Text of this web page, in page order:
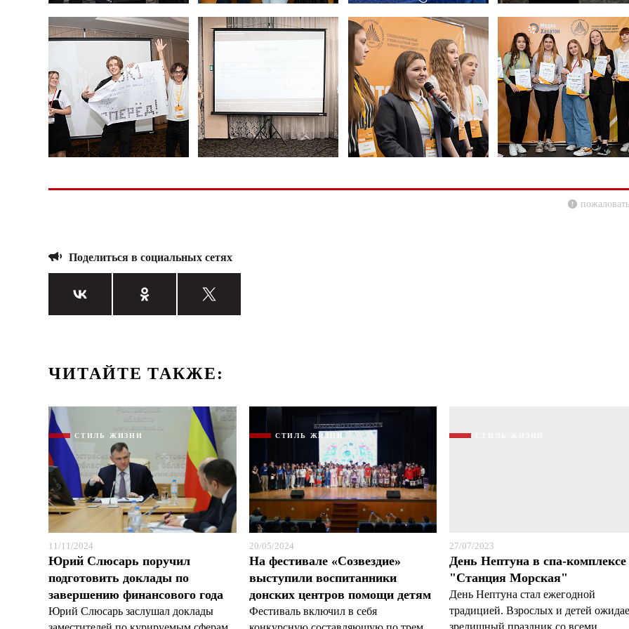
Поделиться в социальных сетях
ЧИТАЙТЕ ТАКЖЕ:
СТИЛЬ ЖИЗНИ
11/11/2024
Юрий Слюсарь поручил
подготовить доклады по
завершению финансового года
Юрий Слюсарь заслушал доклады
СТИЛЬ ЖИЗНИ
20/05/2024
На фестивале «Созвездие»
выступили воспитанники
донских центров помощи детям
Фестиваль включил в себя
27/07/2023
День Нептуна в спа-комплексе
"Станция Морская"
День Нептуна стал ежегодной
традицией. Взрослых и детей
зрелищный праздник со всеми